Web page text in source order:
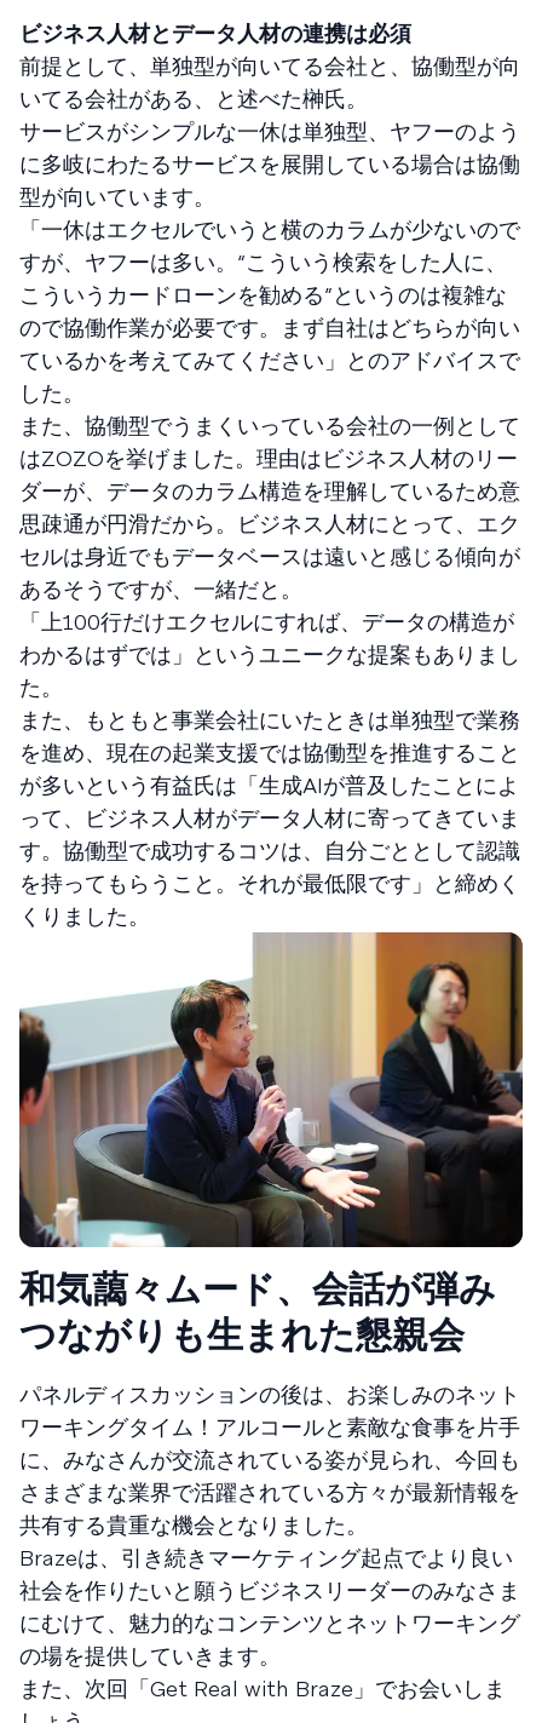
ビジネス人材とデータ人材の連携は必須
前提として、単独型が向いてる会社と、協働型が向
いてる会社がある、と述べた榊氏。
サービスがシンプルな一休は単独型、ヤフーのよう
に多岐にわたるサービスを展開している場合は協働
型が向いています。
「一休はエクセルでいうと横のカラムが少ないので
すが、ヤフーは多い。“こういう検索をした人に、
こういうカードローンを勧める”というのは複雑な
ので協働作業が必要です。まず自社はどちらが向い
ているかを考えてみてください」とのアドバイスで
した。
また、協働型でうまくいっている会社の一例として
はZOZOを挙げました。理由はビジネス人材のリー
ダーが、データのカラム構造を理解しているため意
思疎通が円滑だから。ビジネス人材にとって、エク
セルは身近でもデータベースは遠いと感じる傾向が
あるそうですが、一緒だと。
「上100行だけエクセルにすれば、データの構造が
わかるはずでは」というユニークな提案もありまし
た。
また、もともと事業会社にいたときは単独型で業務
を進め、現在の起業支援では協働型を推進すること
が多いという有益氏は「生成AIが普及したことによ
って、ビジネス人材がデータ人材に寄ってきていま
す。協働型で成功するコツは、自分ごととして認識
を持ってもらうこと。それが最低限です」と締めく
くりました。
和気藹々ムード、会話が弾み
つながりも生まれた懇親会
パネルディスカッションの後は、お楽しみのネット
ワーキングタイム！アルコールと素敵な食事を片手
に、みなさんが交流されている姿が見られ、今回も
さまざまな業界で活躍されている方々が最新情報を
共有する貴重な機会となりました。
Brazeは、引き続きマーケティング起点でより良い
社会を作りたいと願うビジネスリーダーのみなさま
にむけて、魅力的なコンテンツとネットワーキング
の場を提供していきます。
また、次回「Get Real with Braze」でお会いしま